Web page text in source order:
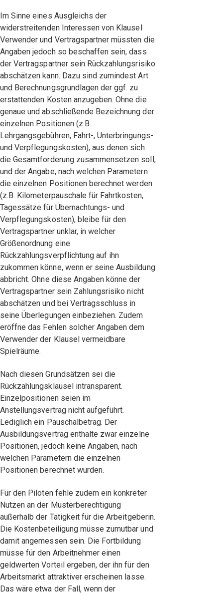
Im Sinne eines Ausgleichs der
widerstreitenden Interessen von Klausel
Verwender und Vertragspartner müssten die
Angaben jedoch so beschaffen sein, dass
der Vertragspartner sein Rückzahlungsrisiko
abschätzen kann. Dazu sind zumindest Art
und Berechnungsgrundlagen der ggf. zu
erstattenden Kosten anzugeben. Ohne die
genaue und abschließende Bezeichnung der
einzelnen Positionen (z.B.
Lehrgangsgebühren, Fahrt-, Unterbringungs-
und Verpflegungskosten), aus denen sich
die Gesamtforderung zusammensetzen soll,
und der Angabe, nach welchen Parametern
die einzelnen Positionen berechnet werden
(z.B. Kilometerpauschale für Fahrtkosten,
Tagessätze für Übernachtungs- und
Verpflegungskosten), bleibe für den
Vertragspartner unklar, in welcher
Größenordnung eine
Rückzahlungsverpflichtung auf ihn
zukommen könne, wenn er seine Ausbildung
abbricht. Ohne diese Angaben könne der
Vertragspartner sein Zahlungsrisiko nicht
abschätzen und bei Vertragsschluss in
seine Überlegungen einbeziehen. Zudem
eröffne das Fehlen solcher Angaben dem
Verwender der Klausel vermeidbare
Spielräume.
Nach diesen Grundsätzen sei die
Rückzahlungsklausel intransparent.
Einzelpositionen seien im
Anstellungsvertrag nicht aufgeführt.
Lediglich ein Pauschalbetrag. Der
Ausbildungsvertrag enthalte zwar einzelne
Positionen, jedoch keine Angaben, nach
welchen Parametern die einzelnen
Positionen berechnet wurden.
Für den Piloten fehle zudem ein konkreter
Nutzen an der Musterberechtigung
außerhalb der Tätigkeit für die Arbeitgeberin.
Die Kostenbeteiligung müsse zumutbar und
damit angemessen sein. Die Fortbildung
müsse für den Arbeitnehmer einen
geldwerten Vorteil ergeben, der ihn für den
Arbeitsmarkt attraktiver erscheinen lasse.
Das wäre etwa der Fall, wenn der